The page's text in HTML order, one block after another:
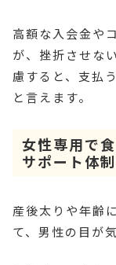
高額な入会金や
が、挫折させな
慮すると、支払
と言えます。
女性専用で
サポート体
産後太りや年齢
て、男性の目が